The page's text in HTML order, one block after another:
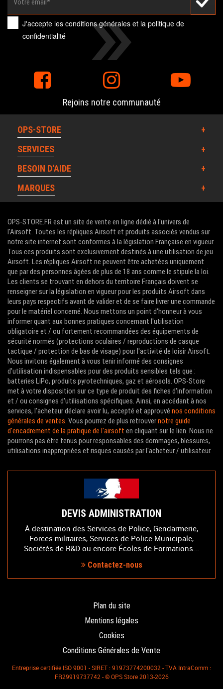
J'accepte lesconditions générales et lapolitique de
confidentialité
Rejoins notre communauté
OPS-STORE
SERVICES
BESOIN D'AIDE
MARQUES
OPS-STORE.FR est un site de vente en ligne dédié à l'univers de
l'Airsoft. Toutes les répliques Airsoft et produits associés vendus sur
notre site internet sont conformes à la législation Française en vigueur.
Tous ces produits sont exclusivement destinés à une utilisation de jeu
Airsoft. Les répliques Airsoft ne peuvent être achetées uniquement
que par des personnes âgées de plus de 18 ans comme le stipule la loi.
Les clients se trouvant en dehors du territoire Français doivent se
renseigner sur la législation en vigueur pour les produits Airsoft dans
leurs pays respectifs avant de valider et de se faire livrer une commande
pour le matériel concerné. Nous mettons un point d'honneur à vous
informer quant aux bonnes pratiques concernant l'utilisation
obligatoire et / ou fortement recommandées des équipements de
sécurité normés (protections oculaires / reproductions de casque
tactique / protection de bas de visage) pour l'activité de loisir Airsoft.
Nous invitons également à vous tenir informé des consignes
d'utilisation indispensables pour des produits sensibles tels que :
batteries LiPo, produits pyrotechniques, gaz et aérosols. OPS-Store
met à votre disposition sur ce type de produit des fiches d'information
et / ou consignes d'utilisations spécifiques. Ainsi, en accédant à nos
services, l'acheteur déclare avoir lu, accepté et approuvé nos conditions
générales de ventes. Vous pourrez de plus retrouvernotre guide
d'encadrement de la pratique de l'airsoft en cliquant sur le lien. Nous ne
pourrons pas être tenus pour responsables des dommages, blessures,
utilisations inappropriées et risques causés par l'acheteur / utilisateur.
DEVIS ADMINISTRATION
À destination des Services de Police, Gendarmerie,
Forces militaires, Services de Police Municipale,
Sociétés de R&D ou encore Écoles de Formations...
Contactez-nous
Plan du site
Mentions légales
Cookies
Conditions Générales de Vente
Entreprise certifiée ISO 9001 - SIRET : 91973774200032 - TVA IntraComm :
FR29919737742 - © OPS Store 2013-2026